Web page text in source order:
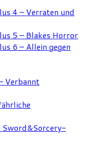
4 – Verraten und
5 – Blakes Horror
6 – Allein gegen
Verbannt
Sword&Sorcery-